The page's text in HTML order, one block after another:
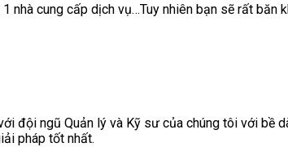
nhà cung cấp dịch vụ…Tuy nhiên bạn sẽ rất băn
đội ngũ Quản lý và Kỹ sư của chúng tôi với bề
pháp tốt nhất.